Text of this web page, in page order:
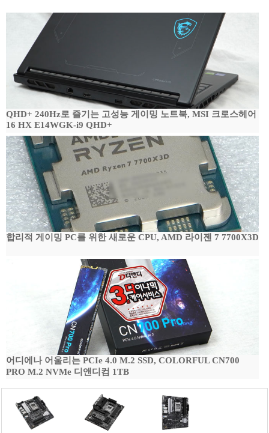
QHD+ 240Hz로 즐기는 고성능 게이밍 노트북, MSI 크로스헤어
16 HX E14WGK-i9 QHD+
합리적 게이밍 PC를 위한 새로운 CPU, AMD 라이젠 7 7700X3D
어디에나 어울리는 PCIe 4.0 M.2 SSD, COLORFUL CN700
PRO M.2 NVMe 디앤디컴 1TB